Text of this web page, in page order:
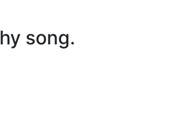
song.